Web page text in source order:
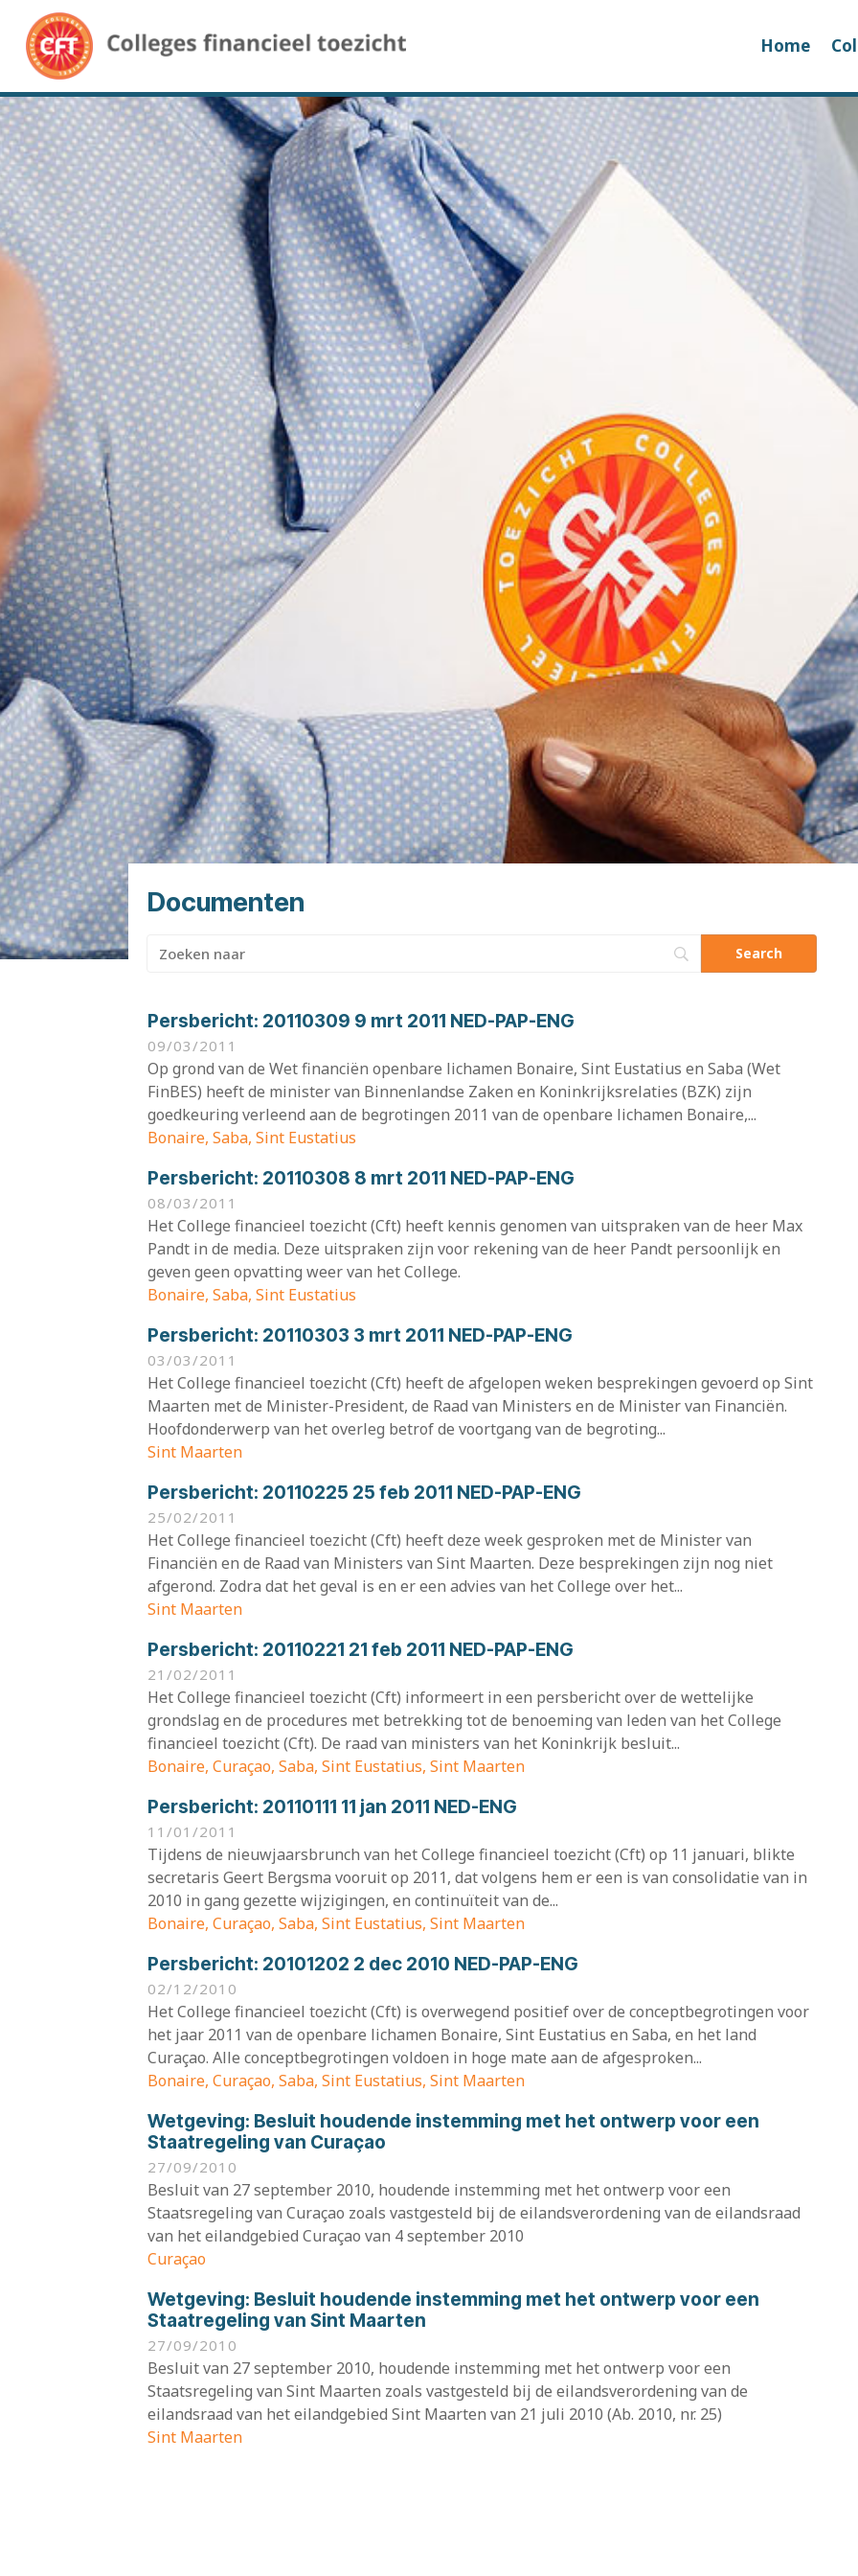
Home
Documenten
Zoeken
Persbericht: 20110309 9 mrt 2011 NED-PAP-ENG
09/03/2011
Op grond van de Wet financiën openbare lichamen Bonaire, Sint Eustatius en Saba (Wet
FinBES) heeft de minister van Binnenlandse Zaken en Koninkrijksrelaties (BZK) zijn
goedkeuring verleend aan de begrotingen 2011 van de openbare lichamen Bonaire,...
Bonaire, Saba, Sint Eustatius
Persbericht: 20110308 8 mrt 2011 NED-PAP-ENG
08/03/2011
Het College financieel toezicht (Cft) heeft kennis genomen van uitspraken van de heer Max
Pandt in de media. Deze uitspraken zijn voor rekening van de heer Pandt persoonlijk en
geven geen opvatting weer van het College.
Bonaire, Saba, Sint Eustatius
Persbericht: 20110303 3 mrt 2011 NED-PAP-ENG
03/03/2011
Het College financieel toezicht (Cft) heeft de afgelopen weken besprekingen gevoerd op Sint
Maarten met de Minister-President, de Raad van Ministers en de Minister van Financiën.
Hoofdonderwerp van het overleg betrof de voortgang van de begroting...
Sint Maarten
Persbericht: 20110225 25 feb 2011 NED-PAP-ENG
25/02/2011
Het College financieel toezicht (Cft) heeft deze week gesproken met de Minister van
Financiën en de Raad van Ministers van Sint Maarten. Deze besprekingen zijn nog niet
afgerond. Zodra dat het geval is en er een advies van het College over het...
Sint Maarten
Persbericht: 20110221 21 feb 2011 NED-PAP-ENG
21/02/2011
Het College financieel toezicht (Cft) informeert in een persbericht over de wettelijke
grondslag en de procedures met betrekking tot de benoeming van leden van het College
financieel toezicht (Cft). De raad van ministers van het Koninkrijk besluit...
Bonaire, Curaçao, Saba, Sint Eustatius, Sint Maarten
Persbericht: 20110111 11 jan 2011 NED-ENG
11/01/2011
Tijdens de nieuwjaarsbrunch van het College financieel toezicht (Cft) op 11 januari, blikte
secretaris Geert Bergsma vooruit op 2011, dat volgens hem er een is van consolidatie van in
2010 in gang gezette wijzigingen, en continuïteit van de...
Bonaire, Curaçao, Saba, Sint Eustatius, Sint Maarten
Persbericht: 20101202 2 dec 2010 NED-PAP-ENG
02/12/2010
Het College financieel toezicht (Cft) is overwegend positief over de conceptbegrotingen voor
het jaar 2011 van de openbare lichamen Bonaire, Sint Eustatius en Saba, en het land
Curaçao. Alle conceptbegrotingen voldoen in hoge mate aan de afgesproken...
Bonaire, Curaçao, Saba, Sint Eustatius, Sint Maarten
Wetgeving: Besluit houdende instemming met het ontwerp voor een
Staatregeling van Curaçao
27/09/2010
Besluit van 27 september 2010, houdende instemming met het ontwerp voor een
Staatsregeling van Curaçao zoals vastgesteld bij de eilandsverordening van de eilandsraad
van het eilandgebied Curaçao van 4 september 2010
Curaçao
Wetgeving: Besluit houdende instemming met het ontwerp voor een
Staatregeling van Sint Maarten
27/09/2010
Besluit van 27 september 2010, houdende instemming met het ontwerp voor een
Staatsregeling van Sint Maarten zoals vastgesteld bij de eilandsverordening van de
eilandsraad van het eilandgebied Sint Maarten van 21 juli 2010 (Ab. 2010, nr. 25)
Sint Maarten